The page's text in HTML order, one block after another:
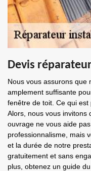
Devis
Nous vous assurons que
amplement suffisante
fenêtre de toit. Ce qui est
Alors, nous vous invitons
ouvrage ne vous aide
professionnalisme, mais
et la durée de notre
gratuitement et sans
plus, obtenez un guide